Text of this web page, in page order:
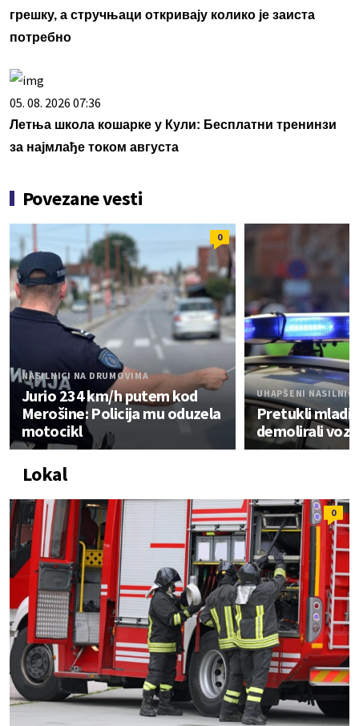
грешку, а стручњаци откривају колико је заиста
потребно
05. 08. 2026 07:36
Летња школа кошарке у Кули: Бесплатни тренинзи
за најмлађе током августа
Povezane vesti
0
NASILNICI NA DRUMOVIMA
Jurio 234 km/h putem kod
Merošine: Policija mu oduzela
motocikl
UHAPŠENI NASILNICI
Pretukli
demolirali
Lokal
0